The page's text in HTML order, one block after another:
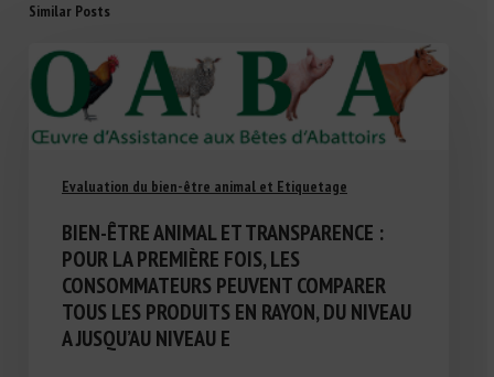
Similar Posts
Evaluation du bien-être animal et Etiquetage
BIEN-ÊTRE ANIMAL ET TRANSPARENCE :
POUR LA PREMIÈRE FOIS, LES
CONSOMMATEURS PEUVENT COMPARER
TOUS LES PRODUITS EN RAYON, DU NIVEAU
A JUSQU’AU NIVEAU E